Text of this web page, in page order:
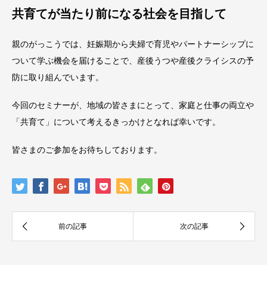
共育てが当たり前になる社会を目指して
親のがっこうでは、妊娠期から夫婦で育児やパートナーシップに
ついて学ぶ機会を届けることで、産後うつや産後クライシスの予
防に取り組んでいます。
今回のセミナーが、地域の皆さまにとって、家庭と仕事の両立や
「共育て」について考えるきっかけとなれば幸いです。
皆さまのご参加をお待ちしております。